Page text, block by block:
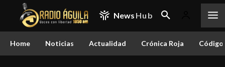
News Hub
Home Noticias Actualidad Crónica Roja